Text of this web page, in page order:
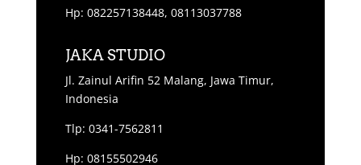
Hp: 082257138448, 08113037788
JAKA STUDIO
Jl. Zainul Arifin 52 Malang, Jawa Timur,
Indonesia
Tlp: 0341-7562811
Hp: 08155502946